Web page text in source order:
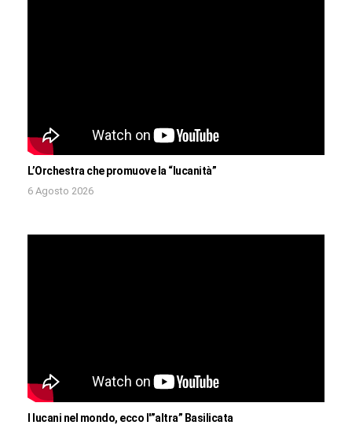
L’Orchestra che promuove la “lucanità”
6 Agosto 2026
I lucani nel mondo, ecco l'”altra” Basilicata